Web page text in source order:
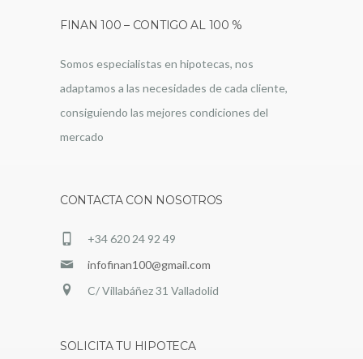
FINAN 100 – CONTIGO AL 100 %
Somos especialistas en hipotecas, nos
adaptamos a las necesidades de cada cliente,
consiguiendo las mejores condiciones del
mercado
CONTACTA CON NOSOTROS
+34 620 24 92 49
infofinan100@gmail.com
C/ Villabáñez 31 Valladolid
SOLICITA TU HIPOTECA